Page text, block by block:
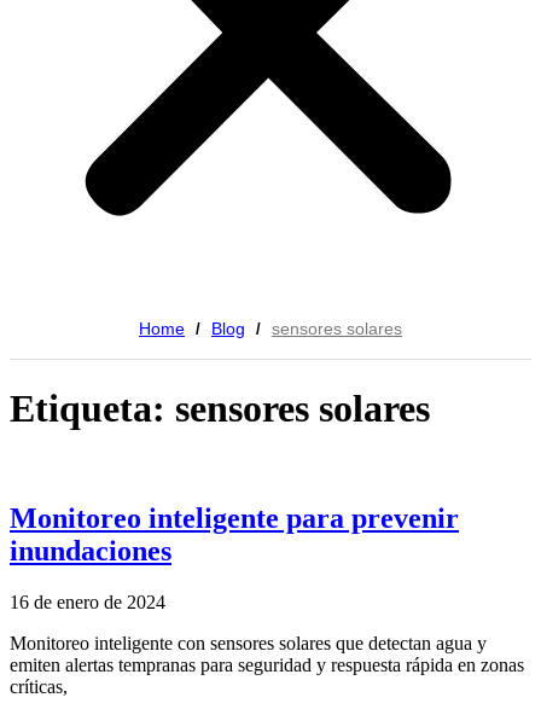
Home / Blog / sensores solares
Etiqueta: sensores solares
Monitoreo inteligente para prevenir
inundaciones
16 de enero de 2024
Monitoreo inteligente con sensores solares que detectan agua y
emiten alertas tempranas para seguridad y respuesta rápida en zonas
críticas,